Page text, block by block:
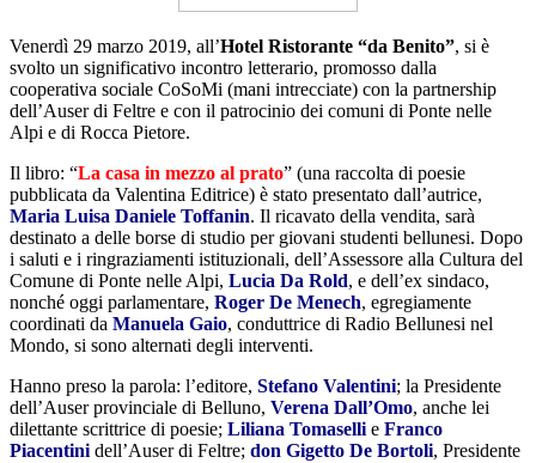
Venerdì 29 marzo 2019, all’Hotel Ristorante “da Benito”, si è
svolto un significativo incontro letterario, promosso dalla
cooperativa sociale CoSoMi (mani intrecciate) con la partnership
dell’Auser di Feltre e con il patrocinio dei comuni di Ponte nelle
Alpi e di Rocca Pietore.
Il libro: “La casa in mezzo al prato” (una raccolta di poesie
pubblicata da Valentina Editrice) è stato presentato dall’autrice,
Maria Luisa Daniele Toffanin. Il ricavato della vendita, sarà
destinato a delle borse di studio per giovani studenti bellunesi. Dopo
i saluti e i ringraziamenti istituzionali, dell’Assessore alla Cultura del
Comune di Ponte nelle Alpi, Lucia Da Rold, e dell’ex sindaco,
nonché oggi parlamentare, Roger De Menech, egregiamente
coordinati da Manuela Gaio, conduttrice di Radio Bellunesi nel
Mondo, si sono alternati degli interventi.
Hanno preso la parola: l’editore, Stefano Valentini; la Presidente
dell’Auser provinciale di Belluno, Verena Dall’Omo, anche lei
dilettante scrittrice di poesie; Liliana Tomaselli e Franco
Piacentini dell’Auser di Feltre; don Gigetto De Bortoli, Presidente